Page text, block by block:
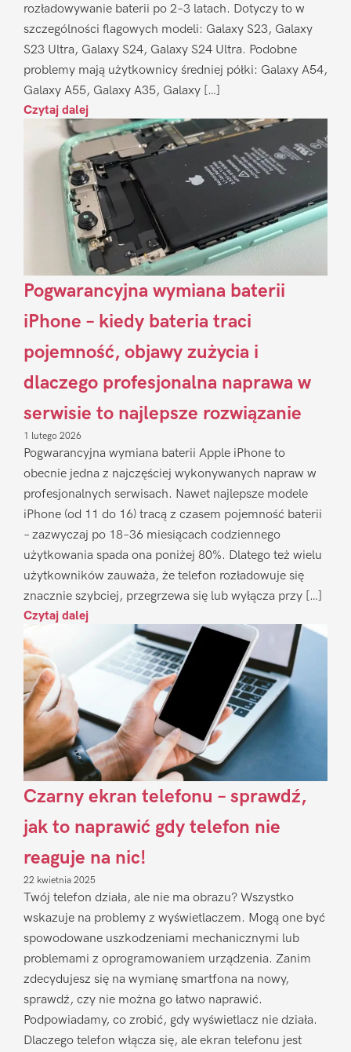
rozładowywanie baterii po 2–3 latach. Dotyczy to w
szczególności flagowych modeli: Galaxy S23, Galaxy
S23 Ultra, Galaxy S24, Galaxy S24 Ultra. Podobne
problemy mają użytkownicy średniej półki: Galaxy A54,
Galaxy A55, Galaxy A35, Galaxy […]
Czytaj dalej
Pogwarancyjna wymiana baterii
iPhone – kiedy bateria traci
pojemność, objawy zużycia i
dlaczego profesjonalna naprawa w
serwisie to najlepsze rozwiązanie
1 lutego 2026
Pogwarancyjna wymiana baterii Apple iPhone to
obecnie jedna z najczęściej wykonywanych napraw w
profesjonalnych serwisach. Nawet najlepsze modele
iPhone (od 11 do 16) tracą z czasem pojemność baterii
– zazwyczaj po 18–36 miesiącach codziennego
użytkowania spada ona poniżej 80%. Dlatego też wielu
użytkowników zauważa, że telefon rozładowuje się
znacznie szybciej, przegrzewa się lub wyłącza przy […]
Czytaj dalej
Czarny ekran telefonu – sprawdź,
jak to naprawić gdy telefon nie
reaguje na nic!
22 kwietnia 2025
Twój telefon działa, ale nie ma obrazu? Wszystko
wskazuje na problemy z wyświetlaczem. Mogą one być
spowodowane uszkodzeniami mechanicznymi lub
problemami z oprogramowaniem urządzenia. Zanim
zdecydujesz się na wymianę smartfona na nowy,
sprawdź, czy nie można go łatwo naprawić.
Podpowiadamy, co zrobić, gdy wyświetlacz nie działa.
Dlaczego telefon włącza się, ale ekran telefonu jest